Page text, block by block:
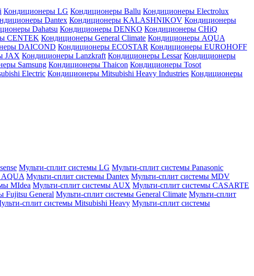
Кондиционеры LG Кондиционеры Ballu Кондиционеры Electrolux
Dantex Кондиционеры KALASHNIKOV Кондиционеры
Dahatsu Кондиционеры DENKO Кондиционеры CHiQ
CENTEK Кондиционеры General Climate Кондиционеры AQUA
DAICOND Кондиционеры ECOSTAR Кондиционеры EUROHOFF
JAX Кондиционеры Lanzkraft Кондиционеры Lessar Кондиционеры
Samsung Кондиционеры Thaicon Кондиционеры Tosot
Electric Кондиционеры Mitsubishi Heavy Industries Кондиционеры
Мульти-сплит системы LG Мульти-сплит системы Panasonic
AQUA Мульти-сплит системы Dantex Мульти-сплит системы MDV
MIdea Мульти-сплит системы AUX Мульти-сплит системы CASARTE
Fujitsu General Мульти-сплит системы General Climate Мульти-сплит
сплит системы Mitsubishi Heavy Мульти-сплит системы